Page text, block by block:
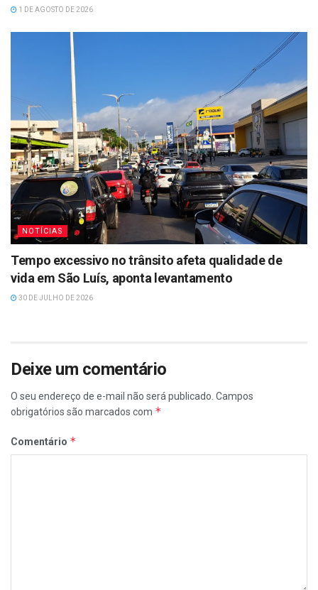
1 DE AGOSTO DE 2026
NOTÍCIAS
Tempo excessivo no trânsito afeta qualidade de
vida em São Luís, aponta levantamento
30 DE JULHO DE 2026
Deixe um comentário
O seu endereço de e-mail não será publicado. Campos
obrigatórios são marcados com *
Comentário *